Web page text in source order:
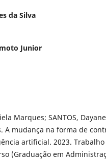
da Silva
Junior
Marques; SANTOS,
A mudança na forma de
artificial. 2023.
(Graduação em